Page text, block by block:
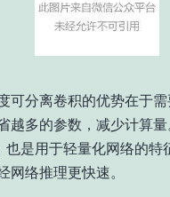
可分离卷积的优势在于
越多的参数，减少计算
是用于轻量化网络的特
网络推理更快速。